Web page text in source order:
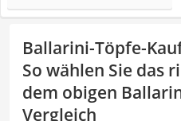
Ballarini-Töpfe-
So wählen Sie das
dem obigen
Vergleich